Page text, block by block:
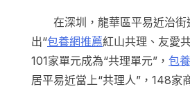
在深圳，龍華區平易近治街
出“包養網推薦紅山共理、友愛
101家單元成為“共理單元”， 包
居平易近當上“共理人”，148家